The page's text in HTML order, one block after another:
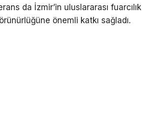
da İzmir’in uluslararası fuarcılık
önemli katkı sağladı.